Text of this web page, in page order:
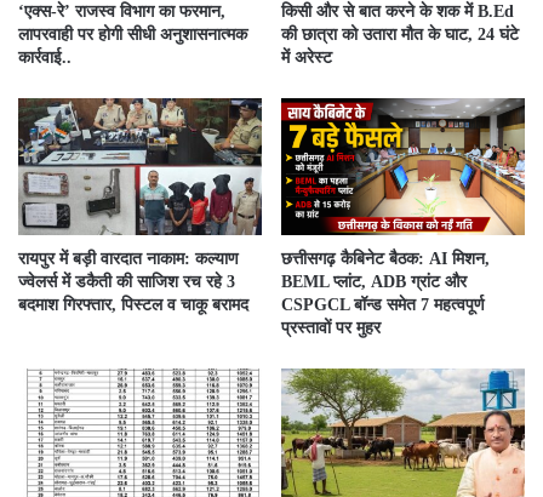
‘एक्स-रे’ राजस्व विभाग का फरमान,
लापरवाही पर होगी सीधी अनुशासनात्मक
कार्रवाई..
किसी और से बात करने के शक में B.Ed
की छात्रा को उतारा मौत के घाट, 24 घंटे
में अरेस्ट
रायपुर में बड़ी वारदात नाकाम: कल्याण
ज्वेलर्स में डकैती की साजिश रच रहे 3
बदमाश गिरफ्तार, पिस्टल व चाकू बरामद
छत्तीसगढ़ कैबिनेट बैठक: AI मिशन,
BEML प्लांट, ADB ग्रांट और
CSPGCL बॉन्ड समेत 7 महत्वपूर्ण
प्रस्तावों पर मुहर